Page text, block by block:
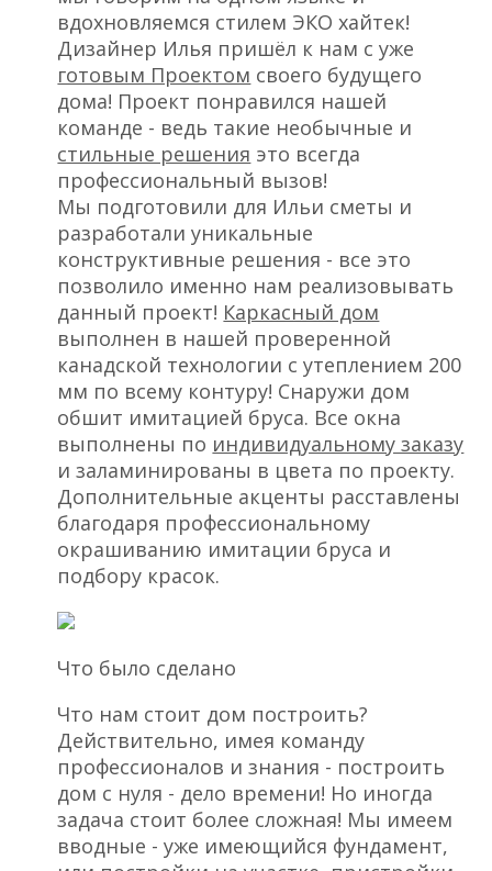
вдохновляемся стилем ЭКО хайтек!
Дизайнер Илья пришёл к нам с уже
готовым Проектом своего будущего
дома! Проект понравился нашей
команде - ведь такие необычные и
стильные решения это всегда
профессиональный вызов!
Мы подготовили для Ильи сметы и
разработали уникальные
конструктивные решения - все это
позволило именно нам реализовывать
данный проект! Каркасный дом
выполнен в нашей проверенной
канадской технологии с утеплением 200
мм по всему контуру! Снаружи дом
обшит имитацией бруса. Все окна
выполнены по индивидуальному заказу
и заламинированы в цвета по проекту.
Дополнительные акценты расставлены
благодаря профессиональному
окрашиванию имитации бруса и
подбору красок.
Что было сделано
Что нам стоит дом построить?
Действительно, имея команду
профессионалов и знания - построить
дом с нуля - дело времени! Но иногда
задача стоит более сложная! Мы имеем
вводные - уже имеющийся фундамент,